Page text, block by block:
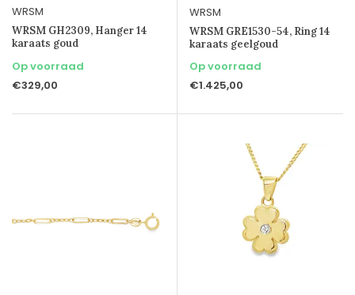
WRSM
WRSM GH2309, Hanger 14
karaats goud
Op voorraad
€329,00
WRSM
WRSM GRE1530-54, Ring 14
karaats geelgoud
Op voorraad
€1.425,00